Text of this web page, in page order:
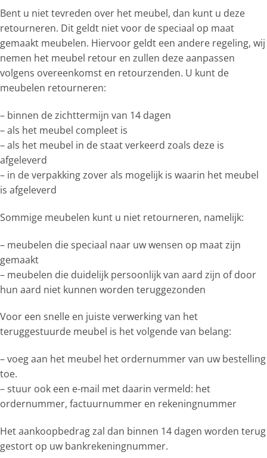
Bent u niet tevreden over het meubel, dan kunt u deze
retourneren. Dit geldt niet voor de speciaal op maat
gemaakt meubelen. Hiervoor geldt een andere regeling, wij
nemen het meubel retour en zullen deze aanpassen
volgens overeenkomst en retourzenden. U kunt de
meubelen retourneren:
– binnen de zichttermijn van 14 dagen
– als het meubel compleet is
– als het meubel in de staat verkeerd zoals deze is
afgeleverd
– in de verpakking zover als mogelijk is waarin het meubel
is afgeleverd
Sommige meubelen kunt u niet retourneren, namelijk:
– meubelen die speciaal naar uw wensen op maat zijn
gemaakt
– meubelen die duidelijk persoonlijk van aard zijn of door
hun aard niet kunnen worden teruggezonden
Voor een snelle en juiste verwerking van het
teruggestuurde meubel is het volgende van belang:
– voeg aan het meubel het ordernummer van uw bestelling
toe.
– stuur ook een e-mail met daarin vermeld: het
ordernummer, factuurnummer en rekeningnummer
Het aankoopbedrag zal dan binnen 14 dagen worden terug
gestort op uw bankrekeningnummer.